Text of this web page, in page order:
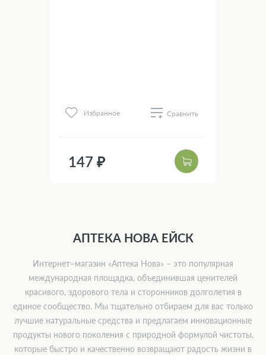
Избранное Сравнить
147 ₽
АПТЕКА НОВА ЕЙСК
Интернет–магазин «Аптека Нова» – это популярная
международная площадка, объединившая ценителей
красивого, здорового тела и сторонников долголетия в
единое сообщество. Мы тщательно отбираем для вас только
лучшие натуральные средства и предлагаем инновационные
продукты нового поколения с природной формулой чистоты,
которые быстро и качественно возвращают радость жизни в